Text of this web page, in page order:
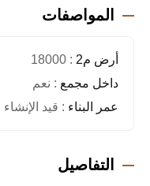
المواصفات
أرض م2 : 18000
داخل مجمع : نعم
عمر البناء : قيد الإنشاء
التفاصيل